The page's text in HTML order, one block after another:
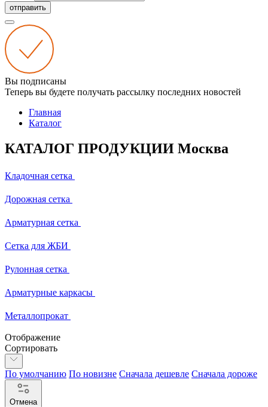
отправить
Вы подписаны
Теперь вы будете получать рассылку последних новостей
Главная
Каталог
КАТАЛОГ ПРОДУКЦИИ Москва
Кладочная сетка
Дорожная сетка
Арматурная сетка
Сетка для ЖБИ
Рулонная сетка
Арматурные каркасы
Металлопрокат
Отображение
Сортировать
По умолчанию По новизне Сначала дешевле Сначала дороже
Отмена